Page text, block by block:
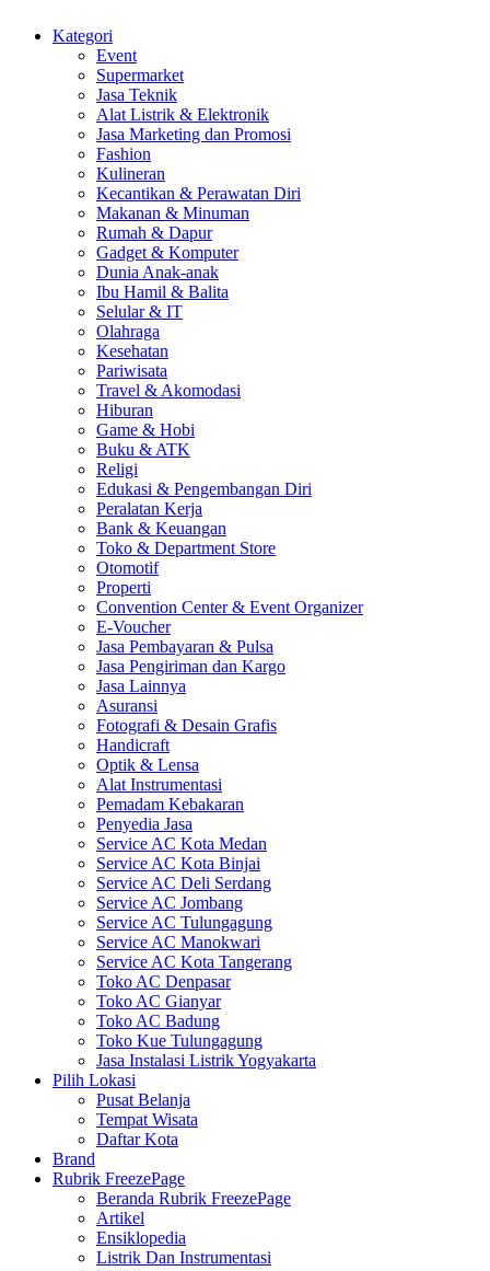
Kategori
Event
Supermarket
Jasa Teknik
Alat Listrik & Elektronik
Jasa Marketing dan Promosi
Fashion
Kulineran
Kecantikan & Perawatan Diri
Makanan & Minuman
Rumah & Dapur
Gadget & Komputer
Dunia Anak-anak
Ibu Hamil & Balita
Selular & IT
Olahraga
Kesehatan
Pariwisata
Travel & Akomodasi
Hiburan
Game & Hobi
Buku & ATK
Religi
Edukasi & Pengembangan Diri
Peralatan Kerja
Bank & Keuangan
Toko & Department Store
Otomotif
Properti
Convention Center & Event Organizer
E-Voucher
Jasa Pembayaran & Pulsa
Jasa Pengiriman dan Kargo
Jasa Lainnya
Asuransi
Fotografi & Desain Grafis
Handicraft
Optik & Lensa
Alat Instrumentasi
Pemadam Kebakaran
Penyedia Jasa
Service AC Kota Medan
Service AC Kota Binjai
Service AC Deli Serdang
Service AC Jombang
Service AC Tulungagung
Service AC Manokwari
Service AC Kota Tangerang
Toko AC Denpasar
Toko AC Gianyar
Toko AC Badung
Toko Kue Tulungagung
Jasa Instalasi Listrik Yogyakarta
Pilih Lokasi
Pusat Belanja
Tempat Wisata
Daftar Kota
Brand
Rubrik FreezePage
Beranda Rubrik FreezePage
Artikel
Ensiklopedia
Listrik Dan Instrumentasi